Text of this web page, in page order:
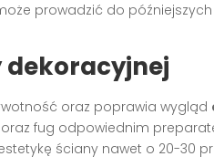
prowadzić do
dekoracyjnej
oraz poprawia wygląd
fug odpowiednim
ściany nawet o 20-30